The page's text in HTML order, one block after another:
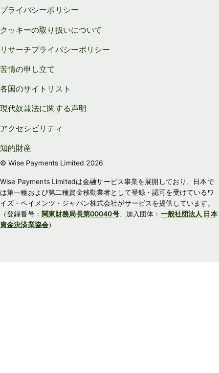
プライバシーポリシー
クッキーの取り扱いについて
リサーチプライバシーポリシー
苦情の申し立て
各国のサイトリスト
現代奴隷法に関する声明
アクセシビリティ
知的財産
© Wise Payments Limited 2026
Wise Payments Limitedは金融サービス事業を展開しており、日本で
は第一種および第二種資金移動業者として登録・認可を受けているワ
イズ・ペイメンツ・ジャパン株式会社がサービスを提供しています。
（登録番号： 関東財務局長第00040号、加入団体： 一般社団法人 日本
資金決済業協会）